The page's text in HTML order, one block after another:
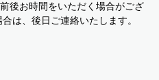
後お時間をいただく場合がござ
は、後日ご連絡いたします。